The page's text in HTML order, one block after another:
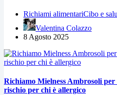
Richiami alimentariCibo e
Valentina Colazzo
8 Agosto 2025
Richiamo Mielness Ambrosoli
rischio per chi è allergico